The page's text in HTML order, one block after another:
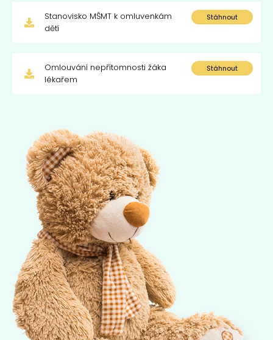
Stanovisko MŠMT k omluvenkám
dětí
Stáhnout
Omlouvání nepřítomnosti žáka
lékařem
Stáhnout